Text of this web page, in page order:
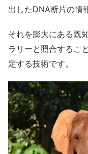
出したDNA断片の情
それを膨大にある既
ラリーと照合するこ
定する技術です。